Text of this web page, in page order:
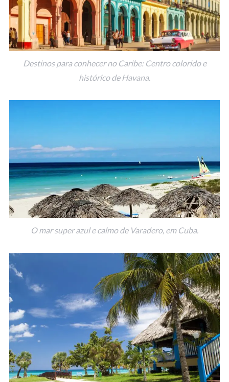
Destinos para conhecer no Caribe: Centro colorido e
histórico de Havana.
O mar super azul e calmo de Varadero, em Cuba.